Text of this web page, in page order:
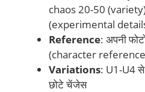
chaos 20-50
(experimental
Reference: अपनी
(character
Variations: U1-U4
छोटे चेंजेस